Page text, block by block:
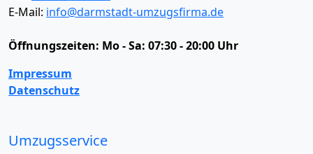
E-Mail: info@darmstadt-umzugsfirma.de
Öffnungszeiten: Mo - Sa: 07:30 - 20:00 Uhr
Impressum
Datenschutz
Umzugsservice